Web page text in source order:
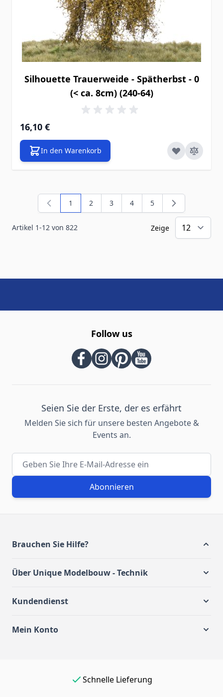
Silhouette Trauerweide - Spätherbst - 0
(< ca. 8cm) (240-64)
16,10 €
In den Warenkorb
Artikel 1-12 von 822
Sie lesen gerade die Seite
1 Seite
2 Seite
3 Seite
4 Seite
5
Zeige
Follow us
Seien Sie der Erste, der es erfährt
Melden Sie sich für unsere besten Angebote &
Events an.
E-Mail-Adresse
Abonnieren
Brauchen Sie Hilfe?
Über Unique Modelbouw - Technik
Kundendienst
Mein Konto
Einfach online bezahlen